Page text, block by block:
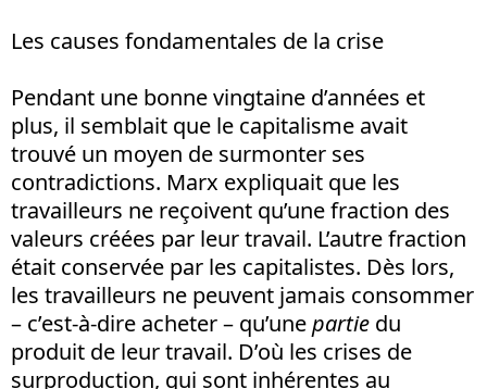
Les causes fondamentales de la crise
Pendant une bonne vingtaine d’années et
plus, il semblait que le capitalisme avait
trouvé un moyen de surmonter ses
contradictions. Marx expliquait que les
travailleurs ne reçoivent qu’une fraction des
valeurs créées par leur travail. L’autre fraction
était conservée par les capitalistes. Dès lors,
les travailleurs ne peuvent jamais consommer
– c’est-à-dire acheter – qu’unepartie du
produit de leur travail. D’où les crises de
surproduction, qui sont inhérentes au